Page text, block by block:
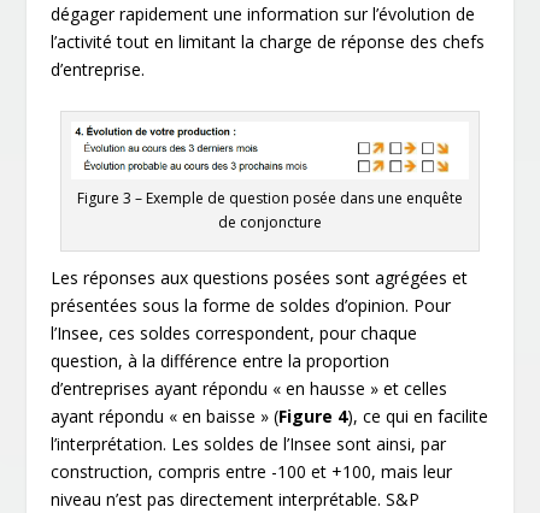
dégager rapidement une information sur l’évolution de
l’activité tout en limitant la charge de réponse des chefs
d’entreprise.
Figure 3 – Exemple de question posée dans une enquête
de conjoncture
Les réponses aux questions posées sont agrégées et
présentées sous la forme de soldes d’opinion. Pour
l’Insee, ces soldes correspondent, pour chaque
question, à la différence entre la proportion
d’entreprises ayant répondu « en hausse » et celles
ayant répondu « en baisse » (Figure 4), ce qui en facilite
l’interprétation. Les soldes de l’Insee sont ainsi, par
construction, compris entre -100 et +100, mais leur
niveau n’est pas directement interprétable. S&P